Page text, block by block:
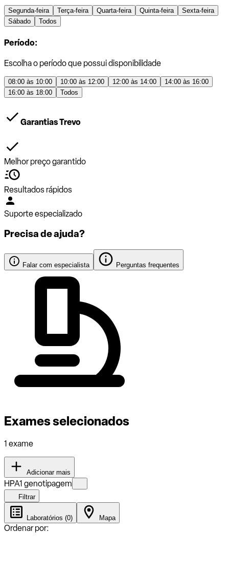
Segunda-feira Terça-feira Quarta-feira Quinta-feira
Sexta-feira
Sábado
Todos
Período:
Escolha o período que possui disponibilidade
08:00 às 10:00 10:00 às 12:00 12:00 às 14:00
14:00 às 16:00
16:00 às 18:00
Todos
Garantias Trevo
Melhor preço garantido
Resultados rápidos
Suporte especializado
Precisa de ajuda?
Falar com especialista Perguntas frequentes
Exames selecionados
1 exame
Adicionar mais
HPA1 genotipagem
Filtrar
Laboratórios (0) Mapa
Ordenar por: